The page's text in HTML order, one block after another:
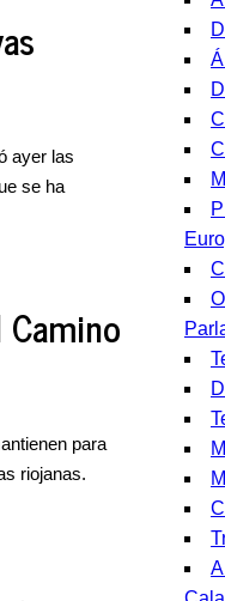
ayer las
se ha
para
riojanas.